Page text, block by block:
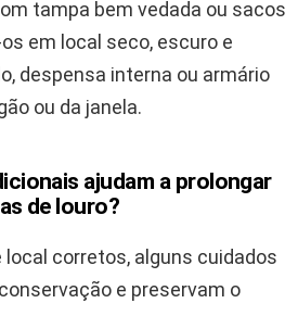
tampa bem vedada ou sacos
em local seco, escuro e
despensa interna ou armário
ou da janela.
ajudam a prolongar
de louro?
corretos, alguns cuidados
e preservam o